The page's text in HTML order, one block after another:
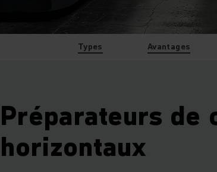
Types Avantages
Préparateurs de
horizontaux